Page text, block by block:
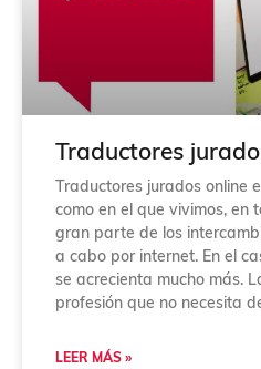
n
Traductores
Traductores jurados online
como en el que vivimos, en
gran parte de los
a cabo por internet. En el
se acrecienta mucho más.
profesión que no necesita
LEER MÁS »